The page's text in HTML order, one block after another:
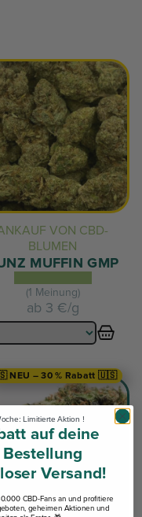
VON CBD-
BLUMEN
MUFFIN GMP
(1 Meinung)
ab 3 €/g
NEU – 30 % Rabatt 🇺🇸
Limitierte Aktion !
auf deine
Versand!
CBD-Fans an und profitiere
geheimen Aktionen und